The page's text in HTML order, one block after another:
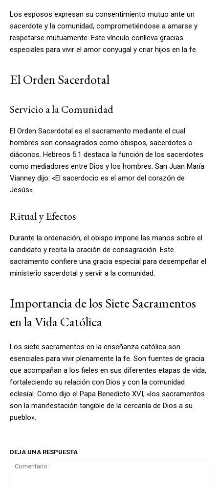
Los esposos expresan su consentimiento mutuo ante un
sacerdote y la comunidad, comprometiéndose a amarse y
respetarse mutuamente. Este vínculo conlleva gracias
especiales para vivir el amor conyugal y criar hijos en la fe.
El Orden Sacerdotal
Servicio a la Comunidad
El Orden Sacerdotal es el sacramento mediante el cual
hombres son consagrados como obispos, sacerdotes o
diáconos. Hebreos 5:1 destaca la función de los sacerdotes
como mediadores entre Dios y los hombres. San Juan María
Vianney dijo: «El sacerdocio es el amor del corazón de
Jesús».
Ritual y Efectos
Durante la ordenación, el obispo impone las manos sobre el
candidato y recita la oración de consagración. Este
sacramento confiere una gracia especial para desempeñar el
ministerio sacerdotal y servir a la comunidad.
Importancia de los Siete Sacramentos
en la Vida Católica
Los siete sacramentos en la enseñanza católica son
esenciales para vivir plenamente la fe. Son fuentes de gracia
que acompañan a los fieles en sus diferentes etapas de vida,
fortaleciendo su relación con Dios y con la comunidad
eclesial. Como dijo el Papa Benedicto XVI, «los sacramentos
son la manifestación tangible de la cercanía de Dios a su
pueblo».
DEJA UNA RESPUESTA